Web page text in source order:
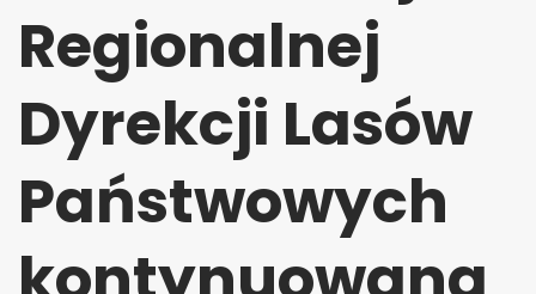
Regionalnej
Dyrekcji Lasów
Państwowych